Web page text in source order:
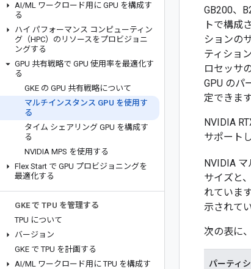
AI/ML ワークロード用に GPU を構成す
る
ハイ パフォーマンス コンピューティン
グ（HPC）のリソースをプロビジョニ
ングする
GPU 共有戦略で GPU 使用率を最適化す
る
GKE の GPU 共有戦略について
マルチインスタンス GPU を使用す
る
タイム シェアリング GPU を構成す
る
NVIDIA MPS を使用する
Flex Start で GPU プロビジョニングを
最適化する
GKE で TPU を管理する
TPU について
バージョン
GKE で TPU を計画する
AI/ML ワークロード用に TPU を構成す
GB200、
トで構成
ションの
ティショ
ロセッサ
GPU のパ
定できます
NVIDIA
サポート
NVIDIA
サイズと
れていま
示されて
次の表に
パーティ